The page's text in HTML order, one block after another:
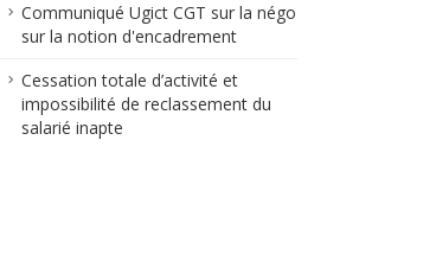
Communiqué Ugict CGT sur la négo
sur la notion d'encadrement
Cessation totale d’activité et
impossibilité de reclassement du
salarié inapte